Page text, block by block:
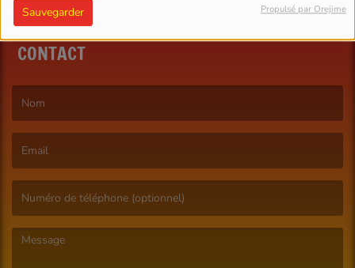
Sauvegarder Propulsé par Orejime
CONTACT